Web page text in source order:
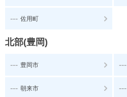
--- 佐用町
北部(豊岡)
--- 豊岡市 ---
--- 朝来市 ---